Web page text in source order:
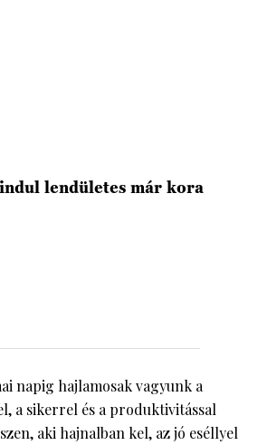
lendületes már kora
napig hajlamosak vagyunk a
a sikerrel és a produktivitással
aki hajnalban kel, az jó eséllyel